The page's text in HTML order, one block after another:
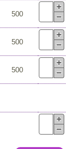
500
500
500